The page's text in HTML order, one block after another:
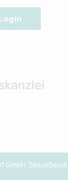
GmbH